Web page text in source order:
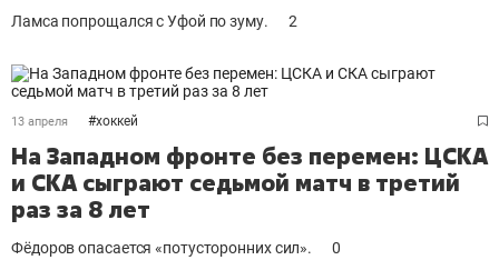
Ламса попрощался с Уфой по зуму. 2
13 апреля #хоккей
На Западном фронте без перемен: ЦСКА
и СКА сыграют седьмой матч в третий
раз за 8 лет
Фёдоров опасается «потусторонних сил». 0